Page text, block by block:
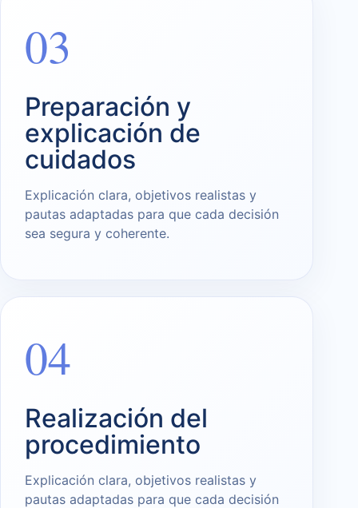
03
Preparación y
explicación de
cuidados
Explicación clara, objetivos realistas y
pautas adaptadas para que cada decisión
sea segura y coherente.
04
Realización del
procedimiento
Explicación clara, objetivos realistas y
pautas adaptadas para que cada decisión